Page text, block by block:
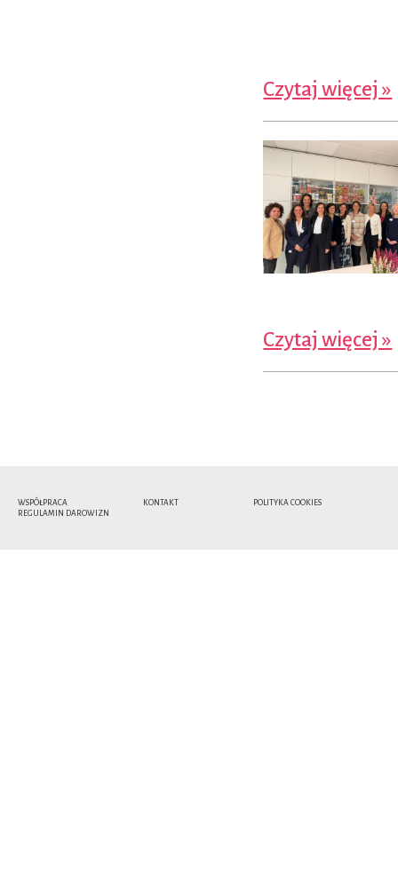
Czytaj więcej »
Czytaj więcej »
WSPÓŁPRACA KONTAKT POLITYKA COOKIES
REGULAMIN DAROWIZN